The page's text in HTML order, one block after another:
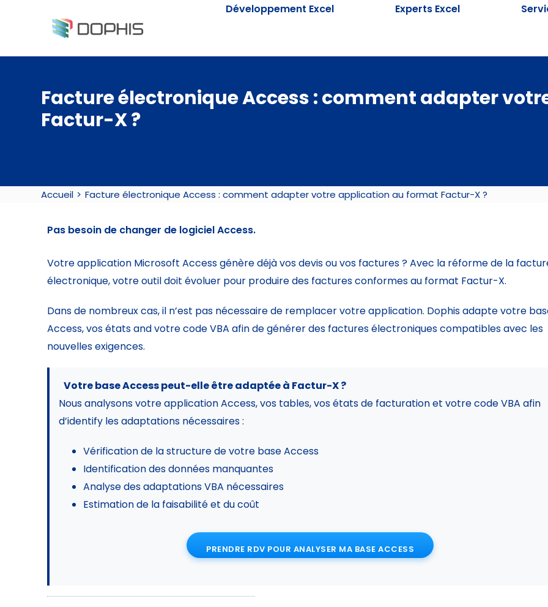
Développement Excel Experts Excel
Facture électronique Access : comment adapter
Factur-X ?
Accueil Facture électronique Access : comment adapter votre application au format Factur-X ?
Pas besoin de changer de logiciel Access.
Votre application Microsoft Access génère déjà vos devis ou vos factures ? Avec la réforme de la
électronique, votre outil doit évoluer pour produire des factures conformes au format Factur-X.
Dans de nombreux cas, il n’est pas nécessaire de remplacer votre application. Dophis adapte votre
Access, vos états and votre code VBA afin de générer des factures électroniques compatibles avec les
nouvelles exigences.
Votre base Access peut-elle être adaptée à Factur-X ?
Nous analysons votre application Access, vos tables, vos états de facturation et votre code VBA afin
d’identify les adaptations nécessaires :
Vérification de la structure de votre base Access
Identification des données manquantes
Analyse des adaptations VBA nécessaires
Estimation de la faisabilité et du coût
PRENDRE RDV POUR ANALYSER MA BASE ACCESS